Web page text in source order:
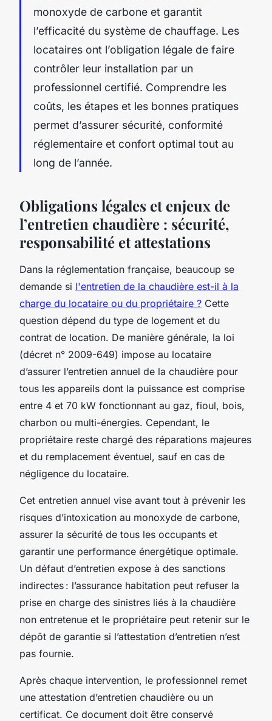
monoxyde de carbone et garantit
l’efficacité du système de chauffage. Les
locataires ont l’obligation légale de faire
contrôler leur installation par un
professionnel certifié. Comprendre les
coûts, les étapes et les bonnes pratiques
permet d’assurer sécurité, conformité
réglementaire et confort optimal tout au
long de l’année.
Obligations légales et enjeux de
l’entretien chaudière : sécurité,
responsabilité et attestations
Dans la réglementation française, beaucoup se
demande si l'entretien de la chaudière est-il à la
charge du locataire ou du propriétaire ? Cette
question dépend du type de logement et du
contrat de location. De manière générale, la loi
(décret n° 2009-649) impose au locataire
d’assurer l’entretien annuel de la chaudière pour
tous les appareils dont la puissance est comprise
entre 4 et 70 kW fonctionnant au gaz, fioul, bois,
charbon ou multi-énergies. Cependant, le
propriétaire reste chargé des réparations majeures
et du remplacement éventuel, sauf en cas de
négligence du locataire.
Cet entretien annuel vise avant tout à prévenir les
risques d’intoxication au monoxyde de carbone,
assurer la sécurité de tous les occupants et
garantir une performance énergétique optimale.
Un défaut d’entretien expose à des sanctions
indirectes : l’assurance habitation peut refuser la
prise en charge des sinistres liés à la chaudière
non entretenue et le propriétaire peut retenir sur le
dépôt de garantie si l’attestation d’entretien n’est
pas fournie.
Après chaque intervention, le professionnel remet
une attestation d’entretien chaudière ou un
certificat. Ce document doit être conservé